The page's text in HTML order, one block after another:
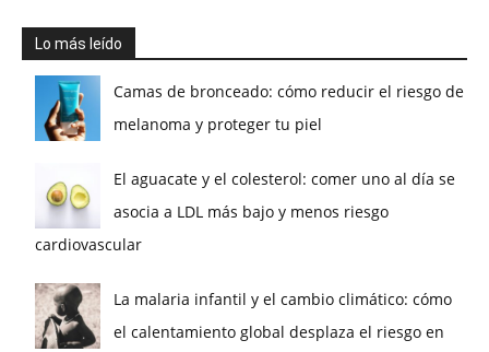
Lo más leído
Camas de bronceado: cómo reducir el riesgo de
melanoma y proteger tu piel
El aguacate y el colesterol: comer uno al día se
asocia a LDL más bajo y menos riesgo
cardiovascular
La malaria infantil y el cambio climático: cómo
el calentamiento global desplaza el riesgo en